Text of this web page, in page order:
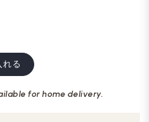
れる
for home delivery.